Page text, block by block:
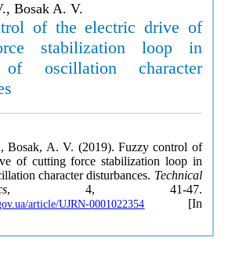
Bosak A. V.
of the electric drive of
stabilization loop in
of oscillation character
Bosak, A. V. (2019). Fuzzy control of
of cutting force stabilization loop in
character disturbances. Technical
, 4, 41-47.
article/UJRN-0001022354 [In